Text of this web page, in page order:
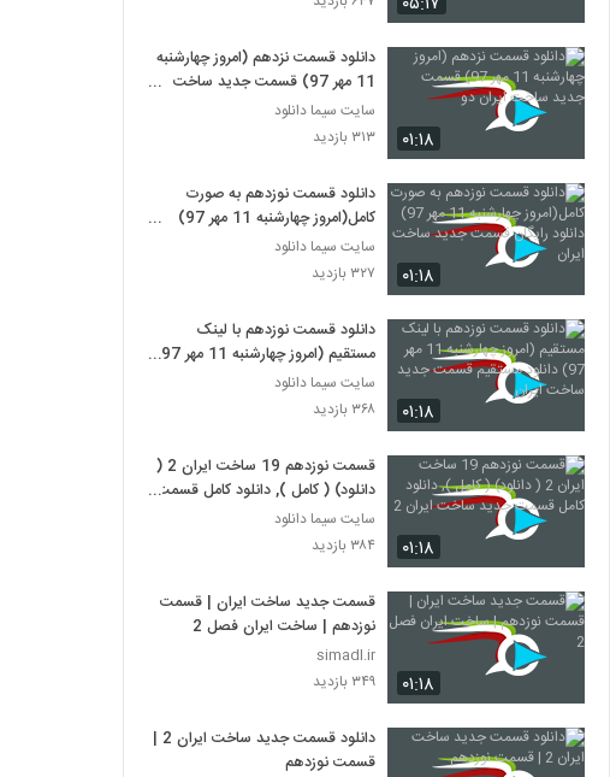
۰۱:۱۸
دانلود قسمت نزدهم (امروز چهارشنبه
11 مهر 97) قسمت جديد ساخت
ايران دو
سایت سیما دانلود
۳۱۳ بازدید
۰۱:۱۸
دانلود قسمت نوزدهم به صورت
کامل(امروز چهارشنبه 11 مهر 97)
دانلود رايگان قسمت جديد ساخت
ايران
سایت سیما دانلود
۳۲۷ بازدید
۰۱:۱۸
دانلود قسمت نوزدهم با لینک
مستقیم (امروز چهارشنبه 11 مهر 97)
دانلود مستقيم قسمت جديد ساخت
ايران
سایت سیما دانلود
۳۶۸ بازدید
۰۱:۱۸
قسمت نوزدهم 19 ساخت ایران 2 (
دانلود) ( کامل ), دانلود کامل قسمت
جديد ساخت ايران 2
سایت سیما دانلود
۳۸۴ بازدید
۰۱:۱۸
قسمت جديد ساخت ايران | قسمت
نوزدهم | ساخت ايران فصل 2
simadl.ir
۳۴۹ بازدید
دانلود قسمت جديد ساخت ايران 2 |
قسمت نوزدهم